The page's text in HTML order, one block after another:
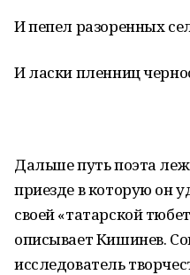
И пепел разоренных
И ласки пленниц
Дальше путь поэта
приезде в которую он
своей «татарской
описывает Кишинев.
исследователь